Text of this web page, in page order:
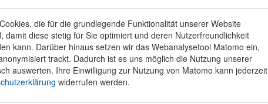
die für die grundlegende Funktionalität unserer Website
damit diese stetig für Sie optimiert und deren Nutzerfreundlichkeit
kann. Darüber hinaus setzen wir das Webanalysetool Matomo ein,
trackt. Dadurch ist es uns möglich die Nutzung unserer
auswerten. Ihre Einwilligung zur Nutzung von Matomo kann jederzeit
widerrufen werden.